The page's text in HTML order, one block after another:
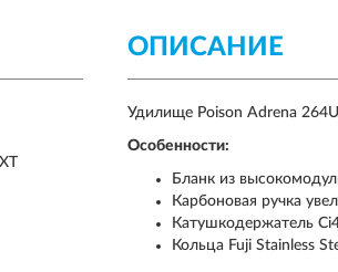
ОПИСАНИЕ
Удилище Poison Adrena
Особенности:
Бланк из
Карбоновая ручка
Катушкодержатель
Кольца Fuji Stainless